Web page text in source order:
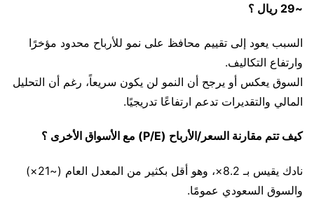
~29 ريال ؟
السبب يعود إلى تقييم محافظ على نمو للأرباح محدود مؤخرًا
وارتفاع التكاليف.
السوق يعكس أو يرجح أن النمو لن يكون سريعاً، رغم أن التحليل
المالي والتقديرات تدعم ارتفاعًا تدريجيًا.
كيف تتم مقارنة السعر/الأرباح (P/E) مع الأسواق الأخرى ؟
نادك يقيس بـ 8.2×، وهو أقل بكثير من المعدل العام (~21×)
والسوق السعودي عمومًا.